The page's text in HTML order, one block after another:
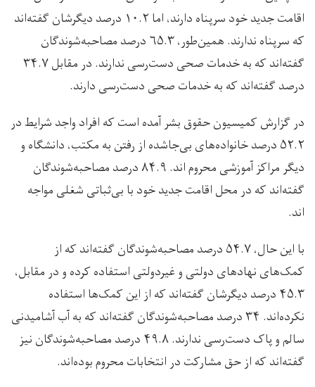
اقامت جدید خود سرپناه دارند، اما ۱۰.۲ درصد دیگرشان گفته‌اند
که سرپناه ندارند. همین‌طور، ۶۵.۳ درصد مصاحبه‌شوندگان
گفته‌اند که به خدمات صحی دست‌رسی ندارند. در مقابل ۳۴.۷
درصد گفته‌اند که به خدمات صحی دست‌رسی دارند.
در گزارش کمیسیون حقوق بشر آمده است که افراد واجد شرایط در
۵۲.۲ درصد خانواده‌های بی‌جاشده از رفتن به مکتب، دانشگاه و
دیگر مراکز آموزشی محروم اند. ۸۴.۹ درصد مصاحبه‌شوندگان
گفته‌اند که در محل اقامت جدید خود با بی‌ثباتی شغلی مواجه
اند.
با این حال، ۵۴.۷ درصد مصاحبه‌شوندگان گفته‌اند که از
کمک‌های نهادهای دولتی و غیردولتی استفاده کرده و در مقابل،
۴۵.۳ درصد دیگرشان گفته‌اند که از این کمک‌ها استفاده
نکرده‌اند. ۳۴ درصد مصاحبه‌شوندگان گفته‌اند که به آب آشامیدنی
سالم و پاک دست‌رسی ندارند. ۴۹.۸ درصد مصاحبه‌شوندگان نیز
گفته‌اند که از حق مشارکت در انتخابات محروم بوده‌اند.